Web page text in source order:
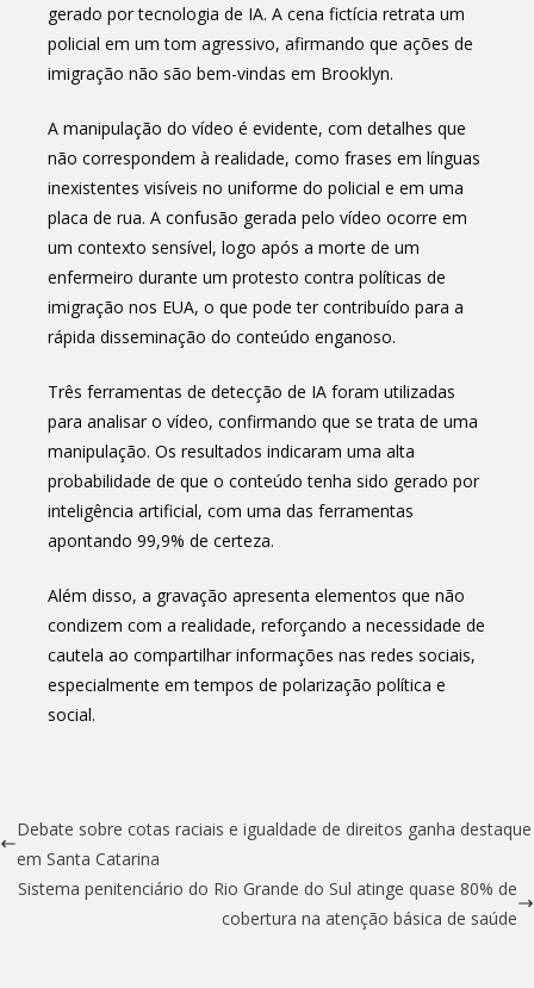
gerado por tecnologia de IA. A cena fictícia retrata um
policial em um tom agressivo, afirmando que ações de
imigração não são bem-vindas em Brooklyn.
A manipulação do vídeo é evidente, com detalhes que
não correspondem à realidade, como frases em línguas
inexistentes visíveis no uniforme do policial e em uma
placa de rua. A confusão gerada pelo vídeo ocorre em
um contexto sensível, logo após a morte de um
enfermeiro durante um protesto contra políticas de
imigração nos EUA, o que pode ter contribuído para a
rápida disseminação do conteúdo enganoso.
Três ferramentas de detecção de IA foram utilizadas
para analisar o vídeo, confirmando que se trata de uma
manipulação. Os resultados indicaram uma alta
probabilidade de que o conteúdo tenha sido gerado por
inteligência artificial, com uma das ferramentas
apontando 99,9% de certeza.
Além disso, a gravação apresenta elementos que não
condizem com a realidade, reforçando a necessidade de
cautela ao compartilhar informações nas redes sociais,
especialmente em tempos de polarização política e
social.
Debate sobre cotas raciais e igualdade de direitos ganha destaque
em Santa Catarina
Sistema penitenciário do Rio Grande do Sul atinge quase 80% de
cobertura na atenção básica de saúde